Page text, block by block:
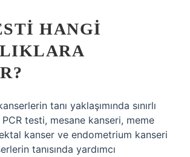
HANGI
tanı yaklaşımında sınırlı
PCR testi, mesane kanseri, meme
kanser ve endometrium kanseri
tanısında yardımcı